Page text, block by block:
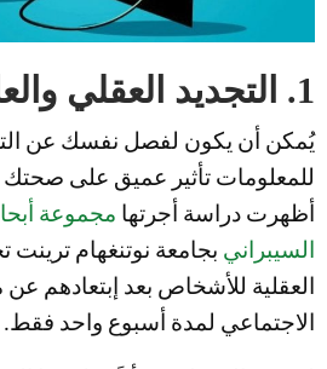
1. التجديد العقلي والعاطفي
يُمكن أن يكون لفصل نفسك عن
للمعلومات تأثير عميق على صحتك
أظهرت دراسة أجرتها مجموعة
السيبراني بجامعة نوتنغهام
العقلية للأشخاص بعد إبتعادهم عن
الاجتماعي لمدة أسبوع واحد فقط.